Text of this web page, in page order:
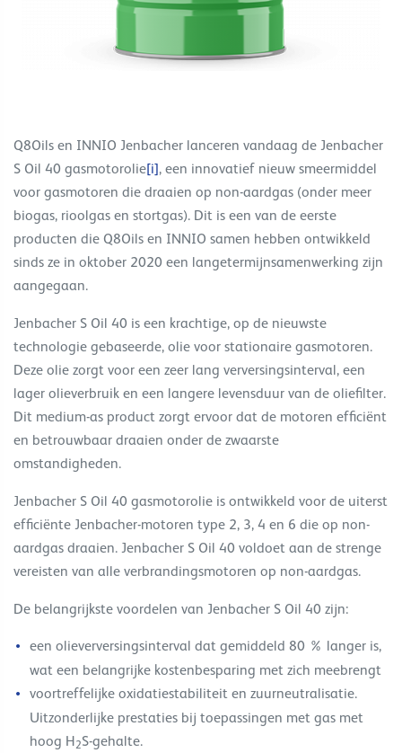
Q8Oils en INNIO Jenbacher lanceren vandaag de Jenbacher
S Oil 40 gasmotorolie[i], een innovatief nieuw smeermiddel
voor gasmotoren die draaien op non-aardgas (onder meer
biogas, rioolgas en stortgas). Dit is een van de eerste
producten die Q8Oils en INNIO samen hebben ontwikkeld
sinds ze in oktober 2020 een langetermijnsamenwerking zijn
aangegaan.
Jenbacher S Oil 40 is een krachtige, op de nieuwste
technologie gebaseerde, olie voor stationaire gasmotoren.
Deze olie zorgt voor een zeer lang verversingsinterval, een
lager olieverbruik en een langere levensduur van de oliefilter.
Dit medium-as product zorgt ervoor dat de motoren efficiënt
en betrouwbaar draaien onder de zwaarste
omstandigheden.
Jenbacher S Oil 40 gasmotorolie is ontwikkeld voor de uiterst
efficiënte Jenbacher-motoren type 2, 3, 4 en 6 die op non-
aardgas draaien. Jenbacher S Oil 40 voldoet aan de strenge
vereisten van alle verbrandingsmotoren op non-aardgas.
De belangrijkste voordelen van Jenbacher S Oil 40 zijn:
een olieverversingsinterval dat gemiddeld 80 % langer is,
wat een belangrijke kostenbesparing met zich meebrengt
voortreffelijke oxidatiestabiliteit en zuurneutralisatie.
Uitzonderlijke prestaties bij toepassingen met gas met
hoog H2S-gehalte.